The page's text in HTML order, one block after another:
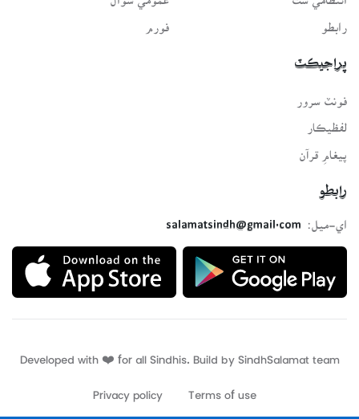
رابطو
پراجيڪٽ
فونٽ سرور
لفظيڪار
پيغامِ قرآن
رابطو
اي-ميل:
salamatsindh@gmail.com
Developed with ❤️ for all Sindhis. Build by SindhSalamat
Terms of use
Privacy policy